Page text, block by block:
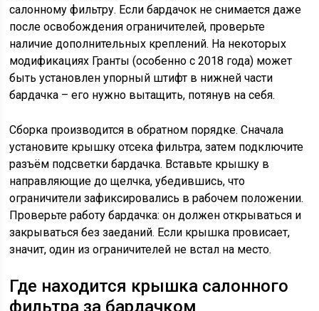
салонному фильтру. Если бардачок не снимается даже
после освобождения ограничителей, проверьте
наличие дополнительных креплений. На некоторых
модификациях Гранты (особенно с 2018 года) может
быть установлен упорный штифт в нижней части
бардачка – его нужно вытащить, потянув на себя.
Сборка производится в обратном порядке. Сначала
установите крышку отсека фильтра, затем подключите
разъём подсветки бардачка. Вставьте крышку в
направляющие до щелчка, убедившись, что
ограничители зафиксировались в рабочем положении.
Проверьте работу бардачка: он должен открываться и
закрываться без заеданий. Если крышка провисает,
значит, один из ограничителей не встал на место.
Где находится крышка салонного
фильтра за бардачком